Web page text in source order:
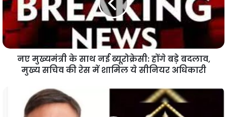
नए मुख्यमंत्री के साथ नई ब्यूरोक्रेसी: होंगे बड़े बदलाव,
मुख्य सचिव की रेस में शामिल ये सीनियर अधिकारी